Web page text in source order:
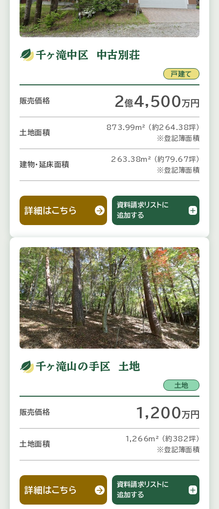
千ヶ滝中区 中古別荘
戸建て
販売価格 2億4,500万 円
土地面積
873.99m² （約264.38坪）
※登記簿面積
建物・延床面積
263.38m² （約79.67坪）
※登記簿面積
詳細はこちら
資料請求リストに
追加する
千ヶ滝山の手区 土地
土地
販売価格 1,200万 円
土地面積
1,266m² （約382坪）
※登記簿面積
詳細はこちら
資料請求リストに
追加する